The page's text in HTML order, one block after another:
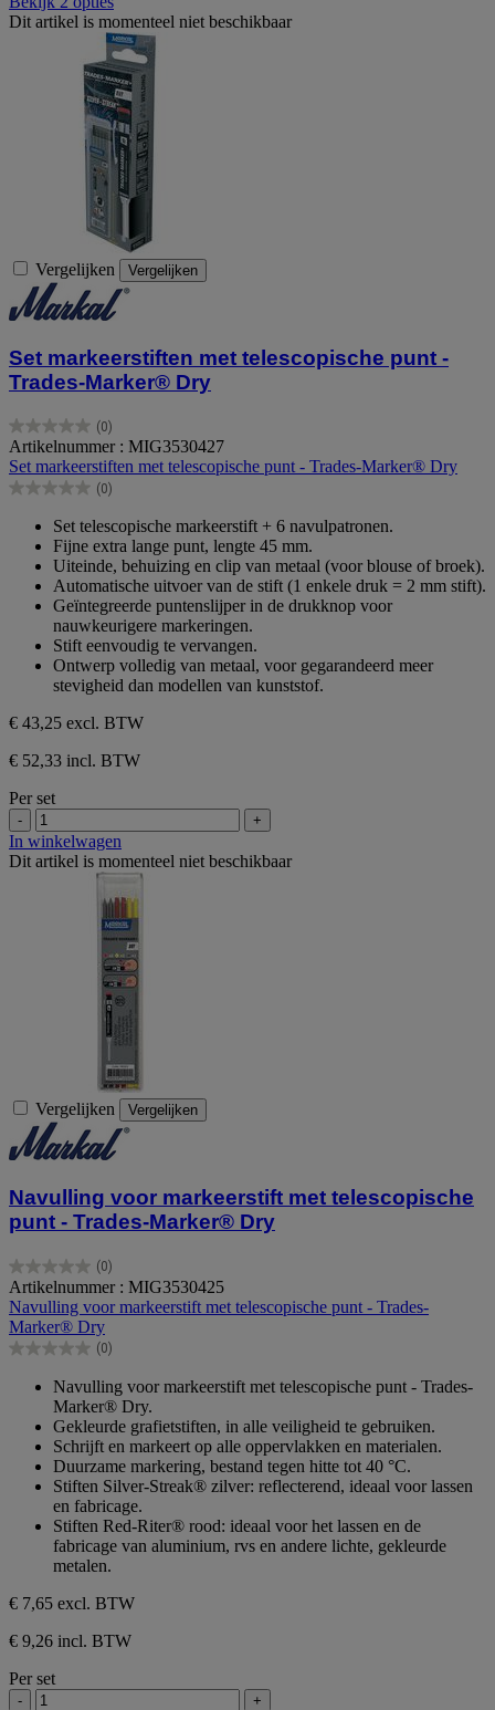
Dit artikel is momenteel niet beschikbaar
Vergelijken Vergelijken
Set markeerstiften met telescopische punt -
Trades-Marker® Dry
(0)
0.0
van
de
5
Artikelnummer : MIG3530427
Set markeerstiften met telescopische punt - Trades-Marker® Dry
(0)
0.0
sterren.
Set telescopische markeerstift + 6 navulpatronen.
Fijne extra lange punt, lengte 45 mm.
Uiteinde, behuizing en clip van metaal (voor blouse of broek).
Automatische uitvoer van de stift (1 enkele druk = 2 mm stift).
Geïntegreerde puntenslijper in de drukknop voor
nauwkeurigere markeringen.
Stift eenvoudig te vervangen.
Ontwerp volledig van metaal, voor gegarandeerd meer
stevigheid dan modellen van kunststof.
€ 43,25 excl. BTW
€ 52,33 incl. BTW
Per set
- +
In winkelwagen
Dit artikel is momenteel niet beschikbaar
Vergelijken Vergelijken
Navulling voor markeerstift met telescopische
punt - Trades-Marker® Dry
(0)
0.0
van
de
5
sterren.
Artikelnummer : MIG3530425
Navulling voor markeerstift met telescopische punt - Trades-
Marker® Dry
(0)
0.0
sterren.
Navulling voor markeerstift met telescopische punt - Trades-
Marker® Dry.
Gekleurde grafietstiften, in alle veiligheid te gebruiken.
Schrijft en markeert op alle oppervlakken en materialen.
Duurzame markering, bestand tegen hitte tot 40 °C.
Stiften Silver-Streak® zilver: reflecterend, ideaal voor lassen
en fabricage.
Stiften Red-Riter® rood: ideaal voor het lassen en de
fabricage van aluminium, rvs en andere lichte, gekleurde
metalen.
€ 7,65 excl. BTW
€ 9,26 incl. BTW
Per set
- +